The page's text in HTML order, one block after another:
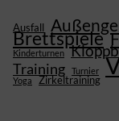
Ausfall
Brettspiele
Kinderturnen
Training Turnier
Yoga
Zirkeltraining